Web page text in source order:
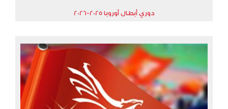
دوري أبطال أوروبا 2025-2026